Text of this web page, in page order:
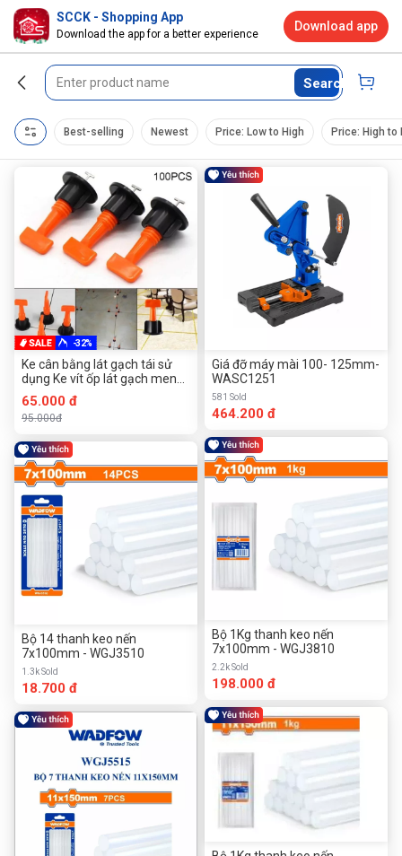
Search
Best-selling Newest Price: Low to High Price: High to
-32%
Ke cân bằng lát gạch tái sử
dụng Ke vít ốp lát gạch men
chữ T 1 gói gồm: 50 cái ke 1
cờ lê
65.000 đ
95.000đ
Bộ 14 thanh keo nến
7x100mm - WGJ3510
1.3k Sold
18.700 đ
Giá đỡ máy mài 100- 125mm-
WASC1251
581 Sold
464.200 đ
Bộ 1Kg thanh keo nến
7x100mm - WGJ3810
2.2k Sold
198.000 đ
SCCK - Shopping App
Download the app for a better experience
Download app